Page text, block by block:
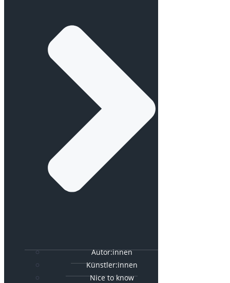
Autor:innen
Künstler:innen
Nice to know